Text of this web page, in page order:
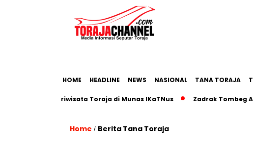
HOME HEADLINE NEWS NASIONAL TANA TORAJA
Pariwisata Toraja di Munas IKaTNus Zadrak Tombeg Ajak
Home / Berita Tana Toraja